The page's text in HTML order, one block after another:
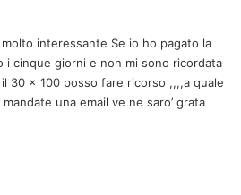
e
t
t
o
interessante Se io ho pagato la
i cinque giorni e non mi sono ricordata
30 x 100 posso fare ricorso ,,,,a quale
mandate una email ve ne saro’ grata